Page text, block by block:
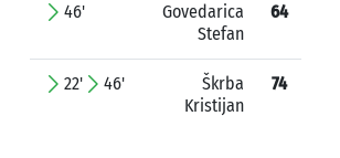
46'
Govedarica
Stefan
64
22' 46'
Škrba
Kristijan
74